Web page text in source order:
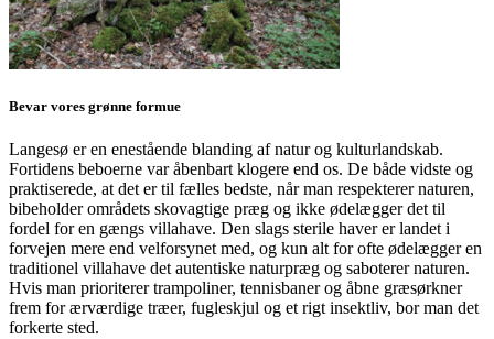
Bevar vores grønne formue
Langesø er en enestående blanding af natur og kulturlandskab.
Fortidens beboerne var åbenbart klogere end os. De både vidste og
praktiserede, at det er til fælles bedste, når man respekterer naturen,
bibeholder områdets skovagtige præg og ikke ødelægger det til
fordel for en gængs villahave. Den slags sterile haver er landet i
forvejen mere end velforsynet med, og kun alt for ofte ødelægger en
traditionel villahave det autentiske naturpræg og saboterer naturen.
Hvis man prioriterer trampoliner, tennisbaner og åbne græsørkner
frem for ærværdige træer, fugleskjul og et rigt insektliv, bor man det
forkerte sted.